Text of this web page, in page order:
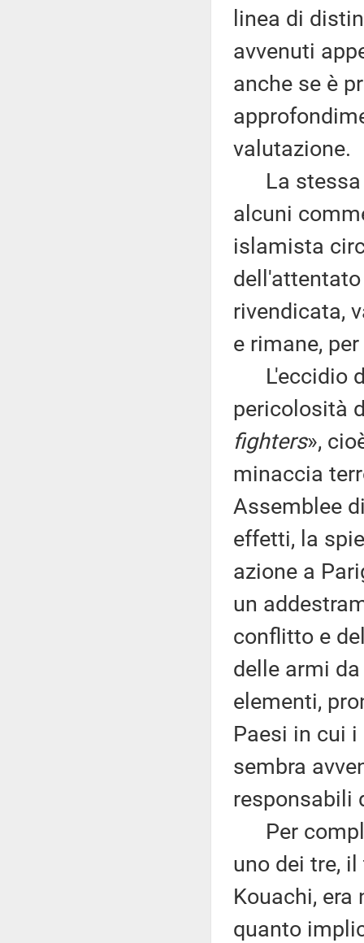
linea di
avvenuti
anche se è
valutazione.
La stessa
alcuni
islamista
rivendicata,
e rimane,
L'eccidio
pericolosità
fighters»,
minaccia
Assemblee
effetti, la
azione a
un
conflitto e
delle armi
elementi,
Paesi in cui
sembra
responsabili
Per
uno dei tre,
Kouachi,
quanto